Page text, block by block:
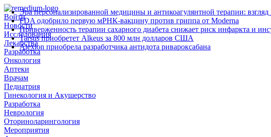
Войти
Новости
Исследования
Лекарства
Разработка
Онкология
Аптеки
Врачам
Педиатрия
Гинекология и Акушерство
Разработка
Неврология
Оториноларингология
Мероприятия
Эра персонализированной медицины и антикоагулянтной терапии: взгляд
FDA одобрило первую мРНК‑вакцину против гриппа от Moderna
Приверженность терапии сахарного диабета снижает риск инфаркта и
Tarsus приобретет Alkeus за 800 млн долларов США
Alexion приобрела разработчика антидота ривароксабана